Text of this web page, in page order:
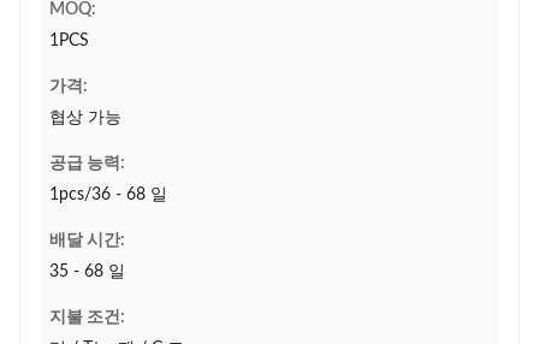
MOQ:
1PCS
가격:
협상 가능
공급 능력:
1pcs/36 - 68 일
배달 시간:
35 - 68 일
지불 조건: